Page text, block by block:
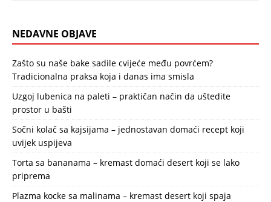
NEDAVNE OBJAVE
Zašto su naše bake sadile cvijeće među povrćem?
Tradicionalna praksa koja i danas ima smisla
Uzgoj lubenica na paleti – praktičan način da uštedite
prostor u bašti
Sočni kolač sa kajsijama – jednostavan domaći recept koji
uvijek uspijeva
Torta sa bananama – kremast domaći desert koji se lako
priprema
Plazma kocke sa malinama – kremast desert koji spaja